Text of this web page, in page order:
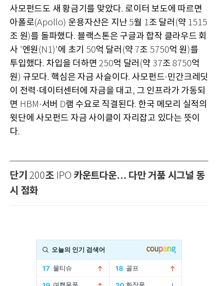
사모펀드도 새 황금기를 맞았다. 로이터 보도에 따르면
아폴로(Apollo) 운용자산은 지난 5월 1조 달러 (약 1515
조 원)를 돌파했다. 블랙스톤은 구글과 합작 클라우드 회
사 '엔원 (N1)'에 초기 50억 달러 (약 7조 5750억 원 )를
투입했다. 차입을 더하면 250억 달러 (약 37조 8750억
원 ) 규모다. 핵심은 자금 사슬이다. 사모펀드·민간크레딧
이 전력 ·데이터센터에 자금을 대고, 그 인프라가 가동되
면 HBM·서버 D램 수요로 직결된다. 한국 메모리 실적의
윗단에 사모펀드 자금 사이클이 자리잡고 있다는 뜻이
다.
단기 200조 IPO 카운트다운… 다만 거품 시그널 동
시 점화